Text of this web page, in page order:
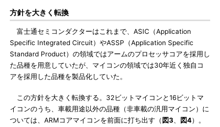
方針を大きく転換
富士通セミコンダクターはこれまで、ASIC（Application
Specific Integrated Circuit）やASSP（Application Specific
Standard Product）の領域ではアームのプロセッサコアを採用し
た品種を用意していたが、マイコンの領域では30年近く独自コ
アを採用した品種を製品化していた。
この方針を大きく転換する。32ビットマイコンと16ビットマ
イコンのうち、車載用途以外の品種（非車載の汎用マイコン）に
ついては、ARMコアマイコンを前面に打ち出す（ 図3 図4）。